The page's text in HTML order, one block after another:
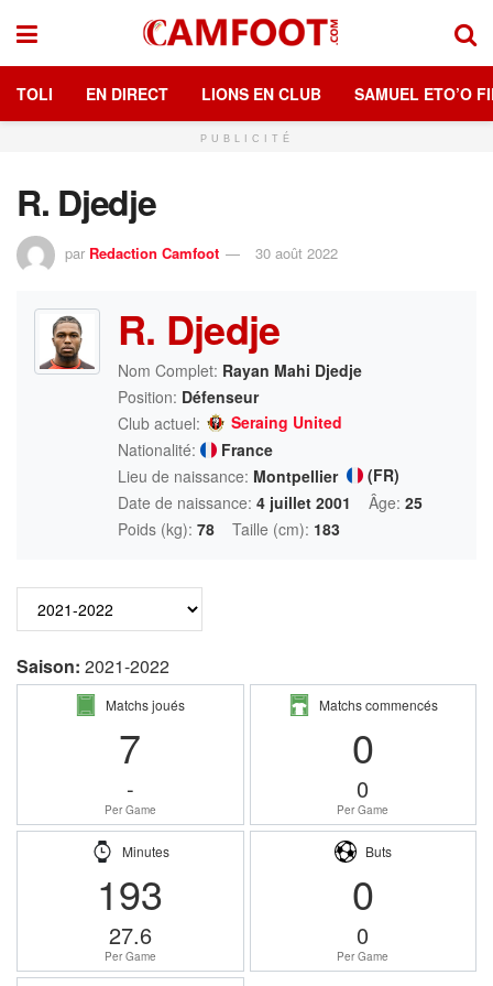
TOLI EN DIRECT LIONS EN CLUB SAMUEL ETO’O
PUBLICITÉ
R. Djedje
par Redaction Camfoot 30 août 2022
R. Djedje
Nom Complet: Rayan Mahi Djedje
Position: Défenseur
Club actuel:
Seraing United
Nationalité:
France
Lieu de naissance: Montpellier
(FR)
Date de naissance: 4 juillet 2001 Âge: 25
Poids (kg): 78 Taille (cm): 183
Saison: 2021-2022
Matchs joués
7
-
Per Game
Matchs commencés
0
0
Per Game
Minutes
193
27.6
Per Game
Buts
0
0
Per Game